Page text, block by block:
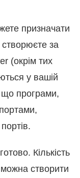
призначати
створюєте за
(окрім тих
у вашій
що програми,
Кількість
можна створити